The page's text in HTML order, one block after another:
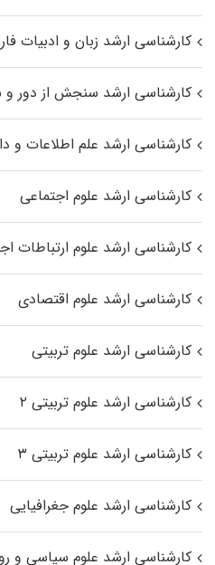
کارشناسی ارشد زبان و ادبیات
کارشناسی ارشد سنجش از دور و
کارشناسی ارشد علم اطلاعات
کارشناسی ارشد علوم اجتماعی
کارشناسی ارشد علوم ارتباطات
کارشناسی ارشد علوم اقتصادی
کارشناسی ارشد علوم تربیتی
کارشناسی ارشد علوم تربیتی ۲
کارشناسی ارشد علوم تربیتی ۳
کارشناسی ارشد علوم جغرافیایی
کارشناسی ارشد علوم سیاسی و